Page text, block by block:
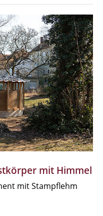
mit Himmel
mit Stampflehm